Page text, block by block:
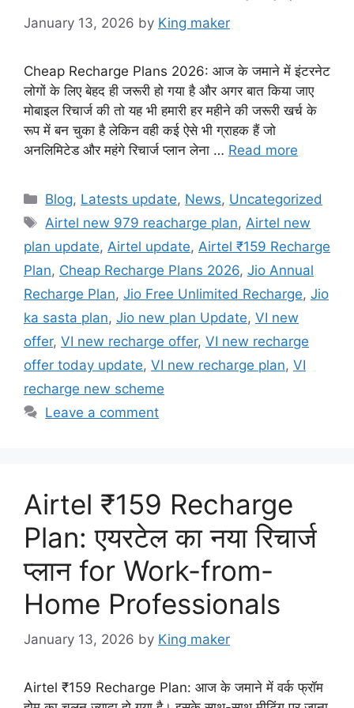
January 13, 2026 by King maker
Cheap Recharge Plans 2026: आज के जमाने में इंटरनेट
लोगों के लिए बेहद ही जरूरी हो गया है और अगर बात किया जाए
मोबाइल रिचार्ज की तो यह भी हमारी हर महीने की जरूरी खर्च के
रूप में बन चुका है लेकिन वही कई ऐसे भी ग्राहक हैं जो
अनलिमिटेड और महंगे रिचार्ज प्लान लेना … Read more
Categories
Blog, Latests update, News, Uncategorized
Tags
Airtel new 979 reacharge plan,Airtel new
plan update, Airtel update, Airtel ₹159 Recharge
Plan, Cheap Recharge Plans 2026, Jio Annual
Recharge Plan, Jio Free Unlimited Recharge, Jio
ka sasta plan, Jio new plan Update, VI new
offer, VI new recharge offer, VI new recharge
offer today update, VI new recharge plan, VI
recharge new scheme
Leave a comment
Airtel ₹159 Recharge
Plan: एयरटेल का नया रिचार्ज
प्लान for Work-from-
Home Professionals
January 13, 2026 by King maker
Airtel ₹159 Recharge Plan: आज के जमाने में वर्क फ्रॉम